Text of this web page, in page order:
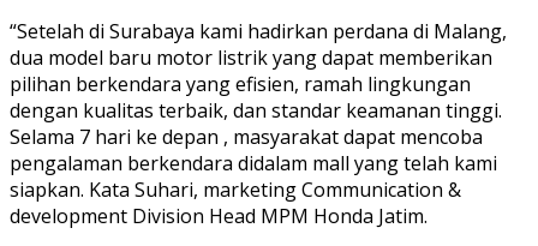
“Setelah di Surabaya kami hadirkan perdana di Malang,
dua model baru motor listrik yang dapat memberikan
pilihan berkendara yang efisien, ramah lingkungan
dengan kualitas terbaik, dan standar keamanan tinggi.
Selama 7 hari ke depan , masyarakat dapat mencoba
pengalaman berkendara didalam mall yang telah kami
siapkan. Kata Suhari, marketing Communication &
development Division Head MPM Honda Jatim.